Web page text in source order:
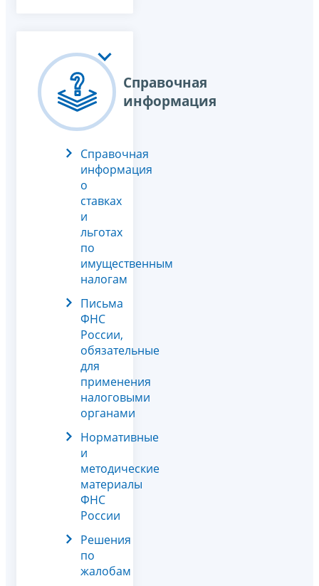
Справочная
информация
Справочная
информация
о
ставках
и
льготах
по
имущественным
налогам
Письма
ФНС
России,
обязательные
для
применения
налоговыми
органами
Нормативные
и
методические
материалы
ФНС
России
Решения
по
жалобам